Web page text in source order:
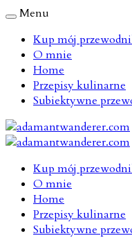
Menu
Kup mój
O mnie
Home
Przepisy kulinarne
Subiektywne
Kup mój
O mnie
Home
Przepisy kulinarne
Subiektywne